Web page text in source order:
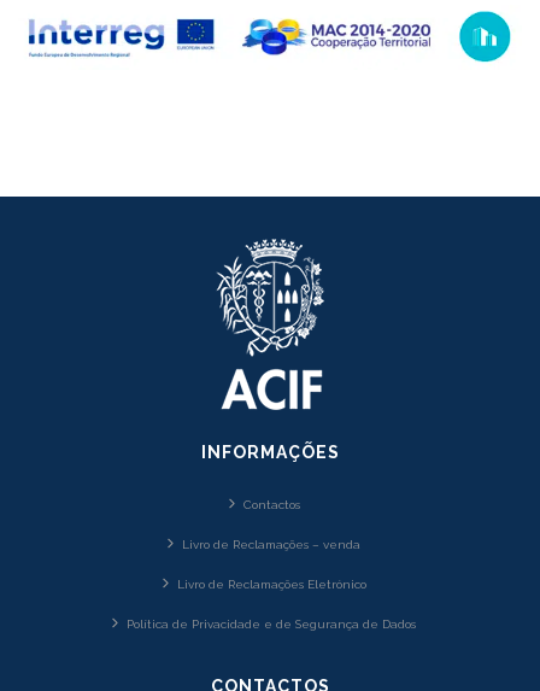
INFORMAÇÕES
Contactos
Livro de Reclamações – venda
Livro de Reclamações Eletrónico
Política de Privacidade e de Segurança de Dados
CONTACTOS